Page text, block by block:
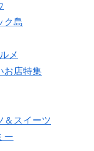
ク島
メ
お店特集
＆スイーツ
ー